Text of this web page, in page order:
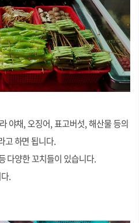
야채, 오징어, 표고버섯, 해산물 등의
고 하면 됩니다.
다양한 꼬치들이 있습니다.
.